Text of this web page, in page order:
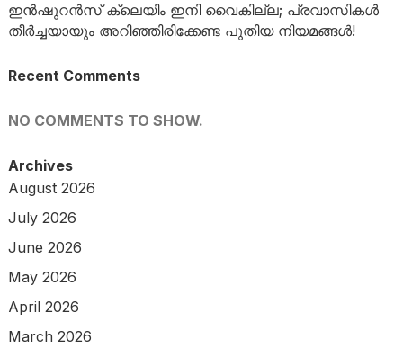
ഇൻഷുറൻസ് ക്ലെയിം ഇനി വൈകില്ല; പ്രവാസികൾ
തീർച്ചയായും അറിഞ്ഞിരിക്കേണ്ട പുതിയ നിയമങ്ങൾ!
Recent Comments
NO COMMENTS TO SHOW.
Archives
August 2026
July 2026
June 2026
May 2026
April 2026
March 2026